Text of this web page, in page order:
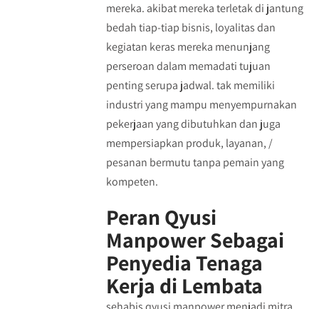
mereka. akibat mereka terletak di jantung
bedah tiap-tiap bisnis, loyalitas dan
kegiatan keras mereka menunjang
perseroan dalam memadati tujuan
penting serupa jadwal. tak memiliki
industri yang mampu menyempurnakan
pekerjaan yang dibutuhkan dan juga
mempersiapkan produk, layanan, /
pesanan bermutu tanpa pemain yang
kompeten.
Peran Qyusi
Manpower Sebagai
Penyedia Tenaga
Kerja di Lembata